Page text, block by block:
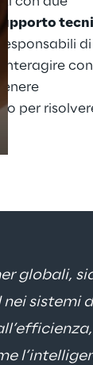
di
con
o per
globali,
sistemi